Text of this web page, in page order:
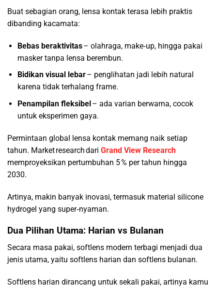
Buat sebagian orang, lensa kontak terasa lebih praktis
dibanding kacamata:
Bebas beraktivitas– olahraga, make‑up, hingga pakai
masker tanpa lensa berembun.
Bidikan visual lebar– penglihatan jadi lebih natural
karena tidak terhalang frame.
Penampilan fleksibel– ada varian berwarna, cocok
untuk eksperimen gaya.
Permintaan global lensa kontak memang naik setiap
tahun. Market research dari Grand View Research
memproyeksikan pertumbuhan 5 % per tahun hingga
2030.
Artinya, makin banyak inovasi, termasuk material silicone
hydrogel yang super‑nyaman.
Dua Pilihan Utama: Harian vs Bulanan
Secara masa pakai, softlens modern terbagi menjadi dua
jenis utama, yaitu softlens harian dan softlens bulanan.
Softlens harian dirancang untuk sekali pakai, artinya kamu